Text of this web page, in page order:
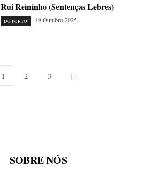
Rui Reininho (Sentenças Lebres)
DO PORTO 19 Outubro 2025
1 2 3
SOBRE NÓS